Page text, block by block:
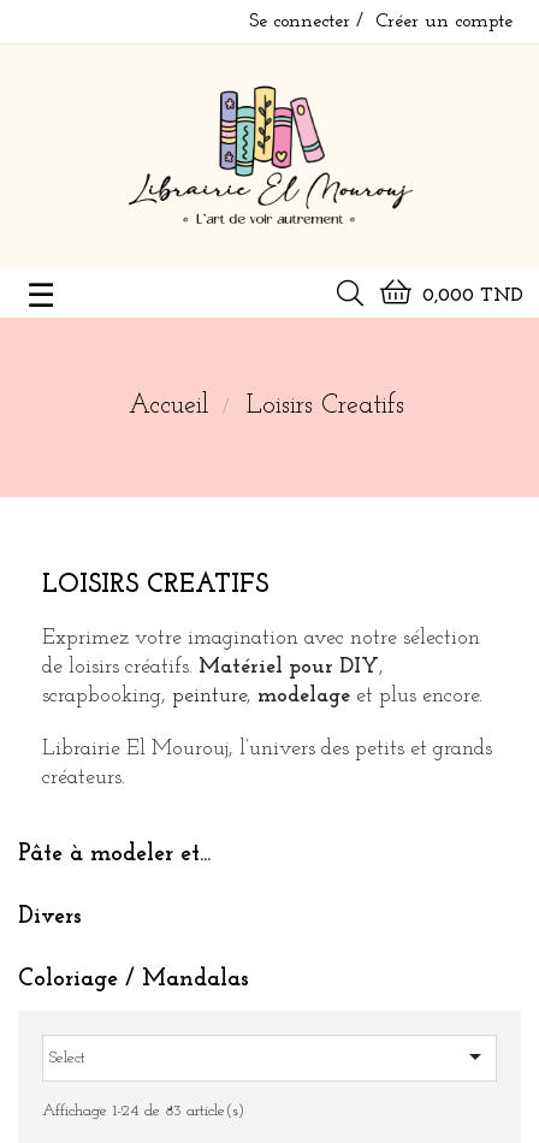
Se connecter Créer un compte
0,000 TND
Basculer
☰
Accueil Loisirs Creatifs
LOISIRS CREATIFS
Exprimez votre imagination avec notre sélection
de loisirs créatifs. Matériel pour DIY,
scrapbooking, peinture, modelage et plus encore.
Librairie El Mourouj, l’univers des petits et grands
créateurs.
Pâte à modeler et...
Divers
Coloriage / Mandalas
Select 
Affichage 1-24 de 83 article(s)